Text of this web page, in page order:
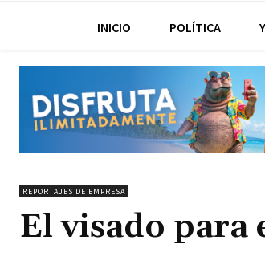
INICIO POLÍTICA
REPORTAJES DE EMPRESA
El visado